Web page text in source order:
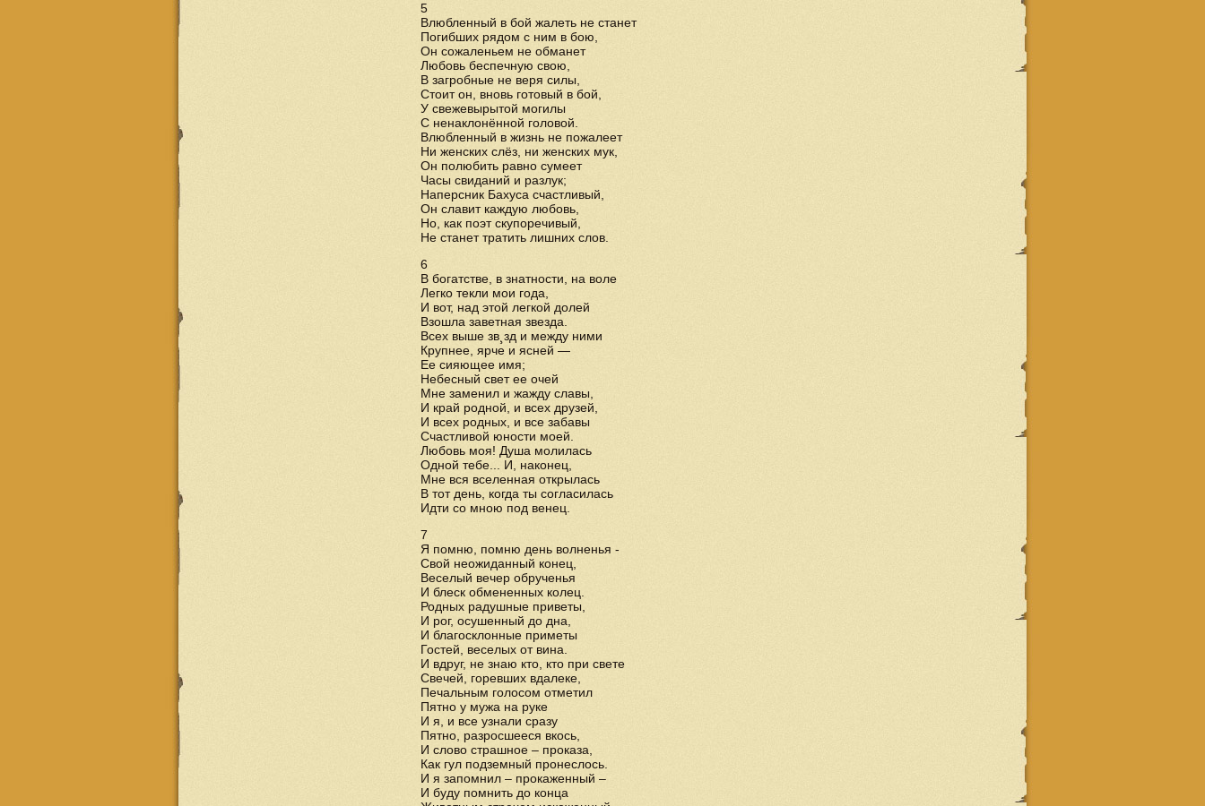
5
Влюбленный в бой жалеть не станет
Погибших рядом с ним в бою,
Он сожаленьем не обманет
Любовь беспечную свою,
В загробные не веря силы,
Стоит он, вновь готовый в бой,
У свежевырытой могилы
С ненаклонённой головой.
Влюбленный в жизнь не пожалеет
Ни женских слёз, ни женских мук,
Он полюбить равно сумеет
Часы свиданий и разлук;
Наперсник Бахуса счастливый,
Он славит каждую любовь,
Но, как поэт скупоречивый,
Не станет тратить лишних слов.
6
В богатстве, в знатности, на воле
Легко текли мои года,
И вот, над этой легкой долей
Взошла заветная звезда.
Всех выше зв¸зд и между ними
Крупнее, ярче и ясней —
Ее сияющее имя;
Небесный свет ее очей
Мне заменил и жажду славы,
И край родной, и всех друзей,
И всех родных, и все забавы
Счастливой юности моей.
Любовь моя! Душа молилась
Одной тебе... И, наконец,
Мне вся вселенная открылась
В тот день, когда ты согласилась
Идти со мною под венец.
7
Я помню, помню день волненья -
Свой неожиданный конец,
Веселый вечер обрученья
И блеск обмененных колец.
Родных радушные приветы,
И рог, осушенный до дна,
И благосклонные приметы
Гостей, веселых от вина.
И вдруг, не знаю кто, кто при свете
Свечей, горевших вдалеке,
Печальным голосом отметил
Пятно у мужа на руке
И я, и все узнали сразу
Пятно, разросшееся вкось,
И слово страшное – проказа,
Как гул подземный пронеслось.
И я запомнил – прокаженный –
И буду помнить до конца